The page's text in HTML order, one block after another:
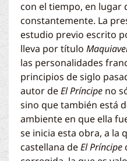
con el tiempo, en lugar
constantemente. La
estudio previo escrito
lleva por título
las personalidades
principios de siglo
autor deEl Príncipe no
sino que también está
ambiente en que ella
se inicia esta obra, a la
castellana deEl Príncipe